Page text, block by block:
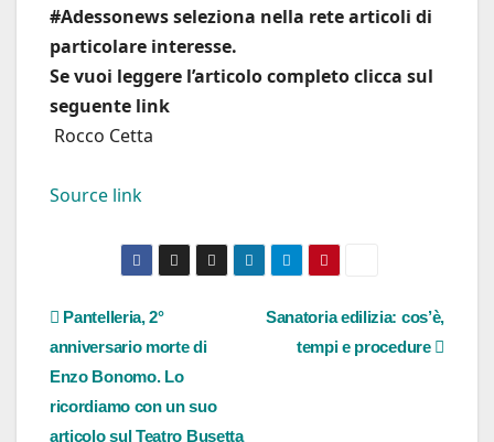
#Adessonews seleziona nella rete articoli di
particolare interesse.
Se vuoi leggere l’articolo completo clicca sul
seguente link
Rocco Cetta
Source link
Navigazione
articoli
Sanatoria edilizia: cos’è,
tempi e procedure
Pantelleria, 2°
anniversario morte di
Enzo Bonomo. Lo
ricordiamo con un suo
articolo sul Teatro Busetta